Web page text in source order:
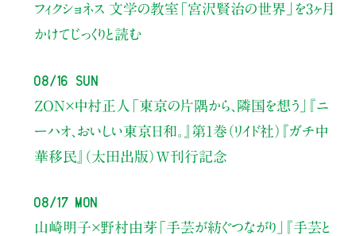
フィクショネス 文学の教室 「宮沢賢治の世界」を3ヶ月
かけてじっくりと読む
08/16 Sun
ZON×中村正人 「東京の片隅から、隣国を想う」
『ニ
ーハオ、おいしい東京日和。』第1巻（リイド社） 『ガチ中
華移民』（太田出版）W刊行記念
08/17 Mon
山崎明子×野村由芽 「手芸が紡ぐつながり」
『手芸と